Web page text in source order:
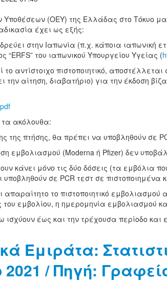
(ΟΕΥ) της Ελλάδας στο Τόκυο
έχει ως εξής:
στην Ιαπωνία (π.χ. κάποια ιαπωνική
“ERFS” του ιαπωνικού Υπουργείου Υγείας (
το αντίστοιχο πιστοποιητικό,
αίτηση, διαβατήριο) για την έκδοση
τα ακόλουθα:
της πτήσης, θα πρέπει να υποβληθούν σε
εμβολιασμού (Moderna ή Pfizer) δεν
κάνει μόνο τις δύο δόσεις (τα εμβόλια
σε PCR τεστ σε πιστοποιημένα
απαραίτητο το πιστοποιητικό
εμβολίου, η ημερομηνία εμβολιασμού
έως και την τρέχουσα περίοδο
Εμιράτα:
2021 / Πηγή: